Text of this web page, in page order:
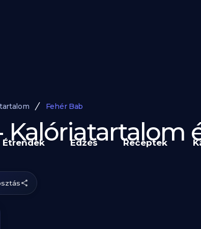
Étrendek Edzés Receptek
Fehér Bab
Kalóriatartalom